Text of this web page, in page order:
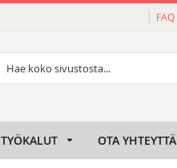
FAQ
Haku
TYÖKALUT OTA YHTEYTTÄ